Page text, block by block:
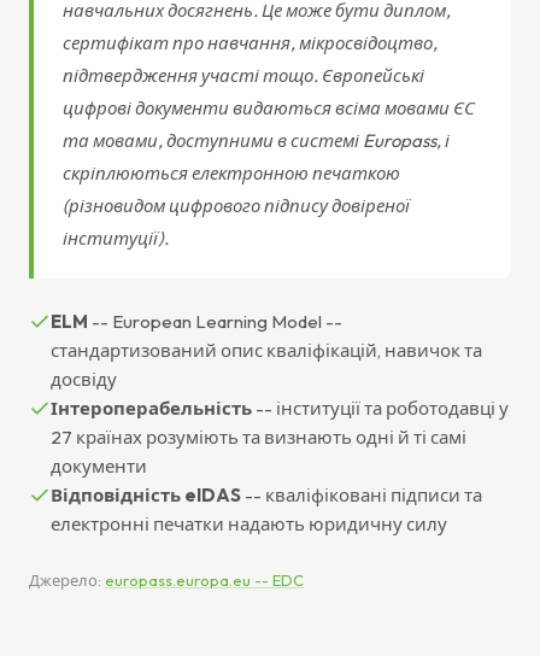
навчальних досягнень. Це може бути диплом,
сертифікат про навчання, мікросвідоцтво,
підтвердження участі тощо. Європейські
цифрові документи видаються всіма мовами ЄС
та мовами, доступними в системі Europass, і
скріплюються електронною печаткою
(різновидом цифрового підпису довіреної
інституції).
ELM -- European Learning Model --
стандартизований опис кваліфікацій, навичок та
досвіду
Інтероперабельність -- інституції та роботодавці у
27 країнах розуміють та визнають одні й ті самі
документи
Відповідність eIDAS -- кваліфіковані підписи та
електронні печатки надають юридичну силу
Джерело: europass.europa.eu -- EDC